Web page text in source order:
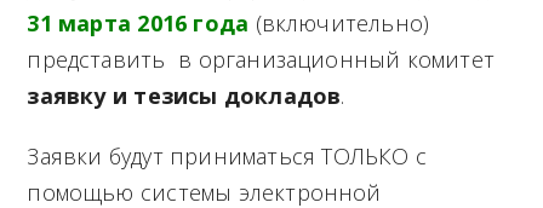
31 марта 2016 года (включительно)
представить в организационный комитет
заявку и тезисы докладов.
Заявки будут приниматься ТОЛЬКО с
помощью системы электронной